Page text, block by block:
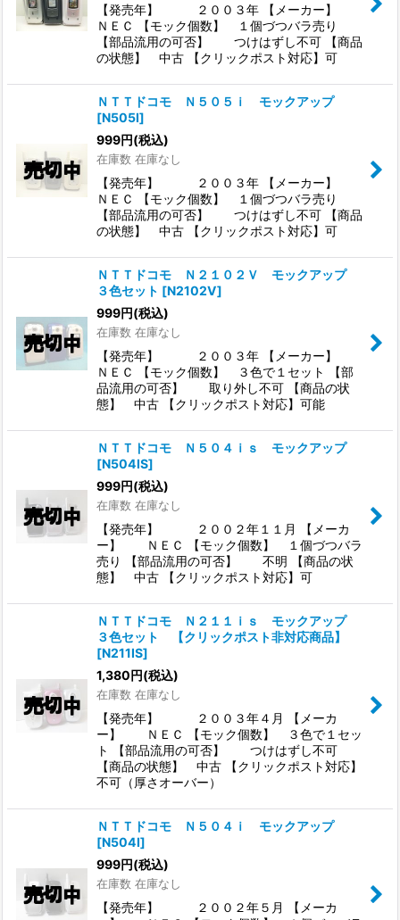
【発売年】 ２００３年 【メーカー】
ＮＥＣ 【モック個数】 １個づつバラ売り
【部品流用の可否】 つけはずし不可 【商品
の状態】 中古 【クリックポスト対応】可
ＮＴＴドコモ Ｎ５０５ｉ モックアップ
[N505I]
999円(税込)
在庫数 在庫なし
【発売年】 ２００３年 【メーカー】
ＮＥＣ 【モック個数】 １個づつバラ売り
【部品流用の可否】 つけはずし不可 【商品
の状態】 中古 【クリックポスト対応】可
ＮＴＴドコモ Ｎ２１０２Ｖ モックアップ
３色セット [N2102V]
999円(税込)
在庫数 在庫なし
【発売年】 ２００３年 【メーカー】
ＮＥＣ 【モック個数】 ３色で１セット 【部
品流用の可否】 取り外し不可 【商品の状
態】 中古 【クリックポスト対応】可能
ＮＴＴドコモ Ｎ５０４ｉｓ モックアップ
[N504IS]
999円(税込)
在庫数 在庫なし
【発売年】 ２００２年１１月 【メーカ
ー】 ＮＥＣ 【モック個数】 １個づつバラ
売り 【部品流用の可否】 不明 【商品の状
態】 中古 【クリックポスト対応】可
ＮＴＴドコモ Ｎ２１１ｉｓ モックアップ
３色セット 【クリックポスト非対応商品】
[N211IS]
1,380円(税込)
在庫数 在庫なし
【発売年】 ２００３年４月 【メーカ
ー】 ＮＥＣ 【モック個数】 ３色で１セッ
ト 【部品流用の可否】 つけはずし不可
【商品の状態】 中古 【クリックポスト対応】
不可（厚さオーバー）
ＮＴＴドコモ Ｎ５０４ｉ モックアップ
[N504I]
999円(税込)
在庫数 在庫なし
【発売年】 ２００２年５月 【メーカ